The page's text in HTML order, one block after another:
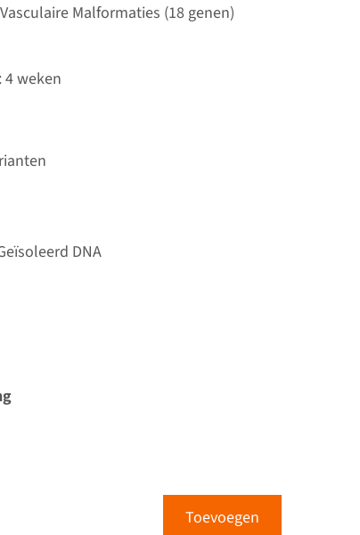
Malformaties (18 genen)
4 weken
DNA
Toevoegen
4 weken
4 weken